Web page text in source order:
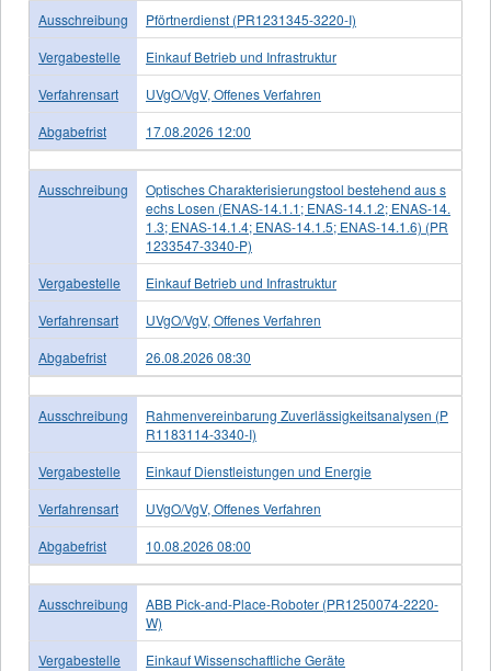
Ausschreibung
Pförtnerdienst (PR1231345-3220-I)
Vergabestelle
Einkauf Betrieb und Infrastruktur
Verfahrensart
UVgO/VgV, Offenes Verfahren
Abgabefrist
17.08.2026 12:00
Ausschreibung
Optisches Charakterisierungstool bestehend aus s
echs Losen (ENAS-14.1.1; ENAS-14.1.2; ENAS-14.
1.3; ENAS-14.1.4; ENAS-14.1.5; ENAS-14.1.6) (PR
1233547-3340-P)
Vergabestelle
Einkauf Betrieb und Infrastruktur
Verfahrensart
UVgO/VgV, Offenes Verfahren
Abgabefrist
26.08.2026 08:30
Ausschreibung
Rahmenvereinbarung Zuverlässigkeitsanalysen (P
R1183114-3340-I)
Vergabestelle
Einkauf Dienstleistungen und Energie
Verfahrensart
UVgO/VgV, Offenes Verfahren
Abgabefrist
10.08.2026 08:00
Ausschreibung
ABB Pick-and-Place-Roboter (PR1250074-2220-
W)
Vergabestelle
Einkauf Wissenschaftliche Geräte